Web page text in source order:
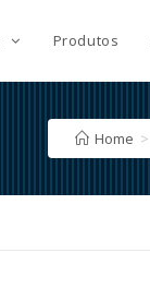
Produtos
Home >